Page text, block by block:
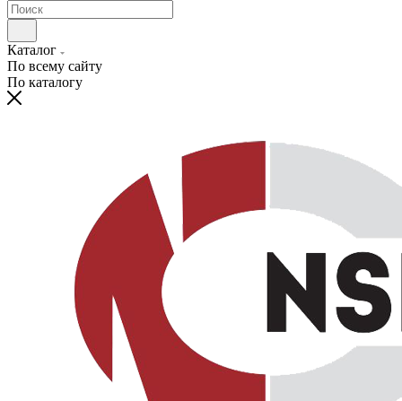
Каталог
По всему сайту
По каталогу